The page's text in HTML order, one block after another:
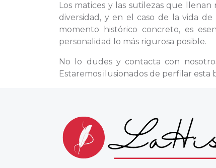
Los matices y las sutilezas que
diversidad, y en el caso de la vida
momento histórico concreto, es
personalidad lo más rigurosa posible.
No lo dudes y contacta con
Estaremos ilusionados de perfilar esta